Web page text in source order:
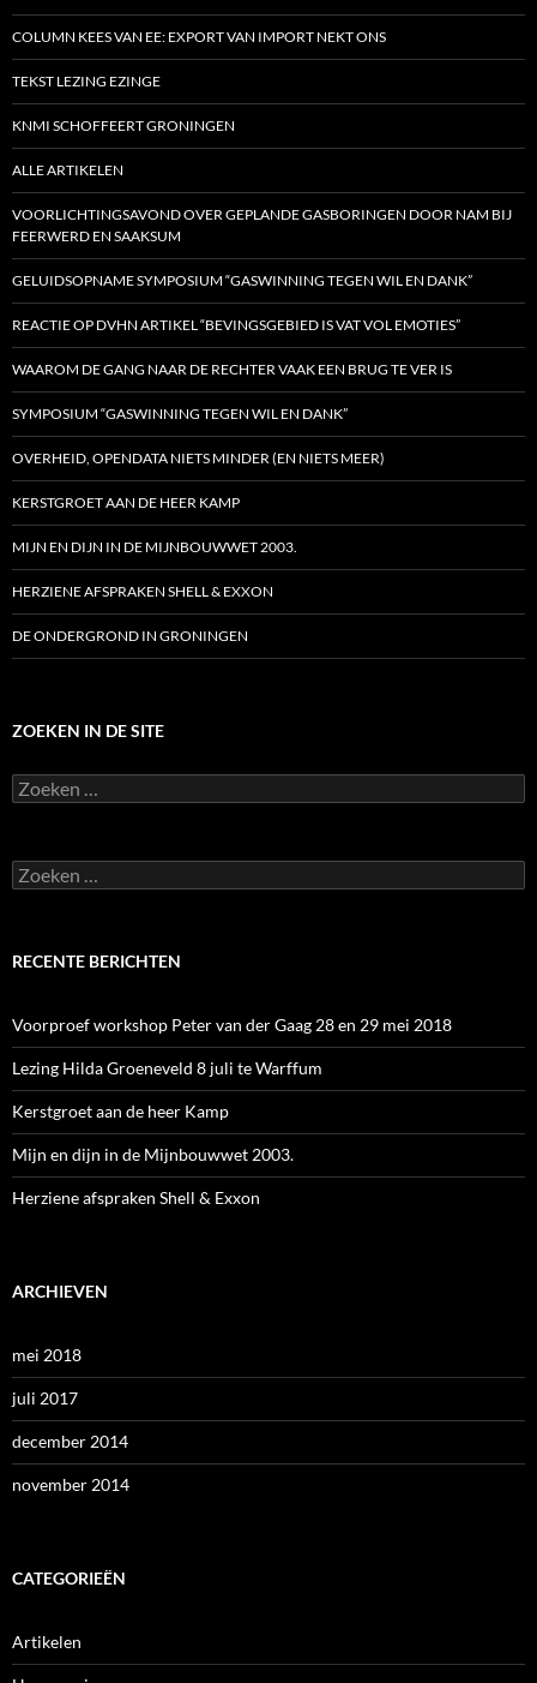
COLUMN KEES VAN EE: EXPORT VAN IMPORT NEKT ONS
TEKST LEZING EZINGE
KNMI SCHOFFEERT GRONINGEN
ALLE ARTIKELEN
VOORLICHTINGSAVOND OVER GEPLANDE GASBORINGEN DOOR NAM BIJ
FEERWERD EN SAAKSUM
GELUIDSOPNAME SYMPOSIUM “GASWINNING TEGEN WIL EN DANK”
REACTIE OP DVHN ARTIKEL “BEVINGSGEBIED IS VAT VOL EMOTIES”
WAAROM DE GANG NAAR DE RECHTER VAAK EEN BRUG TE VER IS
SYMPOSIUM “GASWINNING TEGEN WIL EN DANK”
OVERHEID, OPENDATA NIETS MINDER (EN NIETS MEER)
KERSTGROET AAN DE HEER KAMP
MIJN EN DIJN IN DE MIJNBOUWWET 2003.
HERZIENE AFSPRAKEN SHELL & EXXON
DE ONDERGROND IN GRONINGEN
ZOEKEN IN DE SITE
Zoeken
naar:
Zoeken
naar:
RECENTE BERICHTEN
Voorproef workshop Peter van der Gaag 28 en 29 mei 2018
Lezing Hilda Groeneveld 8 juli te Warffum
Kerstgroet aan de heer Kamp
Mijn en dijn in de Mijnbouwwet 2003.
Herziene afspraken Shell & Exxon
ARCHIEVEN
mei 2018
juli 2017
december 2014
november 2014
CATEGORIEËN
Artikelen